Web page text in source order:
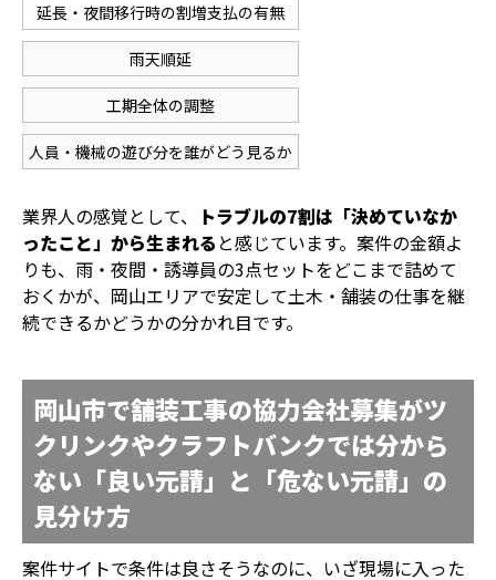
延長・夜間移行時の割増支払の有無
雨天順延
工期全体の調整
人員・機械の遊び分を誰がどう見るか
業界人の感覚として、 トラブルの7割は「決めていなか
ったこと」から生まれる と感じています。案件の金額よ
りも、雨・夜間・誘導員の3点セットをどこまで詰めて
おくかが、岡山エリアで安定して土木・舗装の仕事を継
続できるかどうかの分かれ目です。
岡山市で舗装工事の協力会社募集がツ
クリンクやクラフトバンクでは分から
ない「良い元請」と「危ない元請」の
見分け方
案件サイトで条件は良さそうなのに、いざ現場に入った